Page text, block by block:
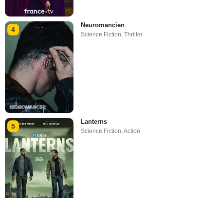
4
Neuromancien
Science Fiction,Thriller
5
Lanterns
Science Fiction ,Action